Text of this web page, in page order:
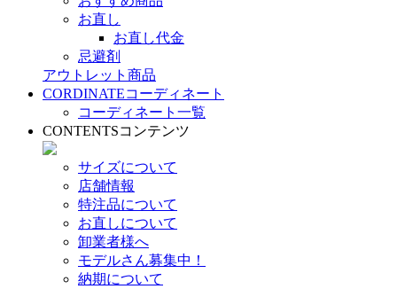
お直し
お直し代金
忌避剤
アウトレット商品
CORDINATEコーディネート
コーディネート一覧
CONTENTSコンテンツ
サイズについて
店舗情報
特注品について
お直しについて
卸業者様へ
モデルさん募集中！
納期について